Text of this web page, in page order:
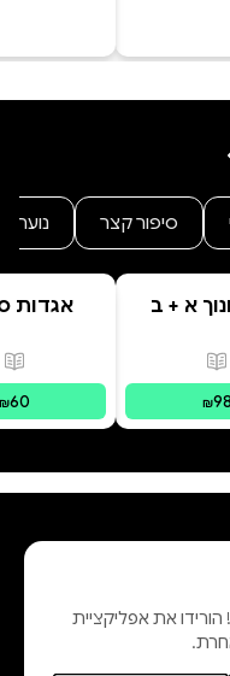
סיפור קצר נוער
א + ב
פורמטים זמינים מודפס
₪98
אגדות
₪60
את אפליקציית